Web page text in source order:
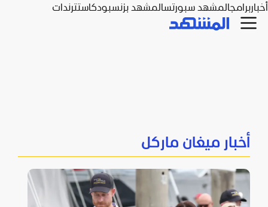
أخباربرامجالمشهد سبورتسالمشهد بزنسبودكاستترندات
أخبار ميغان ماركل